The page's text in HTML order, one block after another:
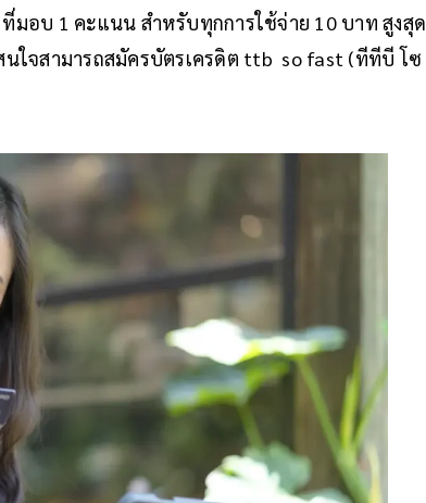
อบ 1 คะแนน สำหรับทุกการใช้จ่าย 10 บาท สูงสุด
จสามารถสมัครบัตรเครดิต ttb so fast (ทีทีบี โซ